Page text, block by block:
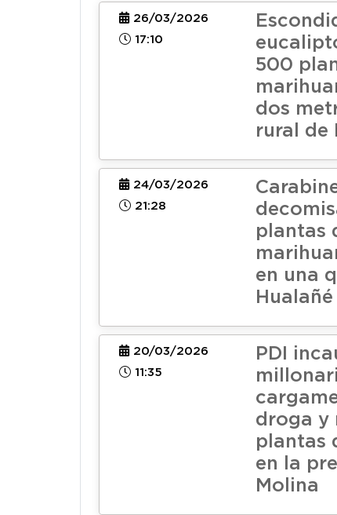
26/03/2026
17:10
500
dos
rural de
24/03/2026
21:28
plantas
en una
Hualañé
20/03/2026
11:35
PDI
droga y
plantas
en la
Molina